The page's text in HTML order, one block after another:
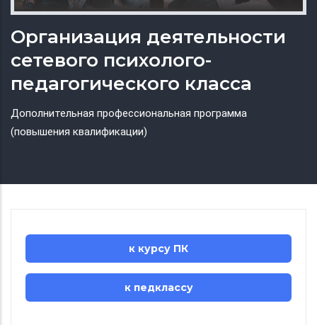
Организация деятельности
сетевого психолого-
педагогического класса
Дополнительная профессиональная программа
(повышения квалификации)
к курсу ПК
к педклассу